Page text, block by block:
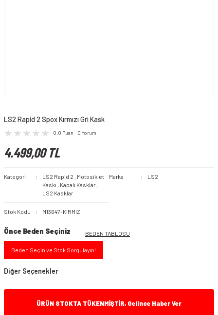
LS2 Rapid 2 Spox Kırmızı Gri Kask
0.0 Puan - 0 Yorum
4.499,00 TL
Kategori LS2 Rapid 2 , Motosiklet
Kaskı , Kapalı Kasklar ,
LS2 Kasklar
Marka LS2
Stok Kodu M13647-KIRMIZI
Önce Beden Seçiniz BEDEN TABLOSU
Beden Seçin ve Stok Sorgulayın!
Diğer Seçenekler
ÜRÜN STOKTA TÜKENMİŞTİR, Gelince Haber Ver